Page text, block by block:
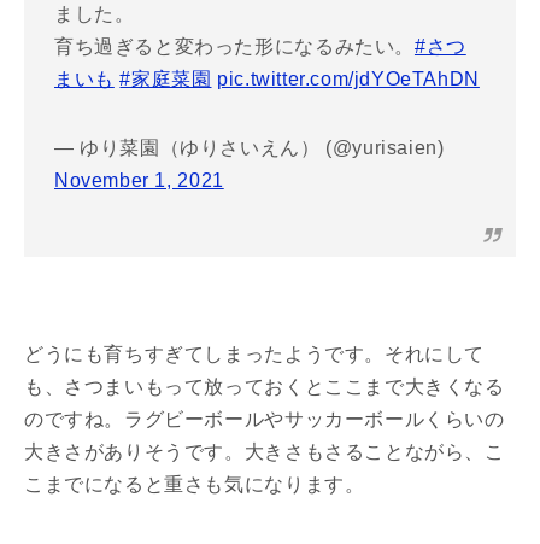
ました。
育ち過ぎると変わった形になるみたい。 #さつ
まいも #家庭菜園 pic.twitter.com/jdYOeTAhDN
— ゆり菜園（ゆりさいえん） (@yurisaien)
November 1, 2021
どうにも育ちすぎてしまったようです。それにして
も、さつまいもって放っておくとここまで大きくなる
のですね。ラグビーボールやサッカーボールくらいの
大きさがありそうです。大きさもさることながら、こ
こまでになると重さも気になります。